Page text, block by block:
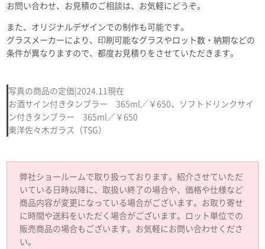
お問い合わせ、お見積のご相談は、お気軽にどうぞ。
また、オリジナルデザインでの制作も可能です。
グラスメーカーにより、印刷可能なグラスやロット数・納期などの
条件が異なりますので、都度お見積りをさせていただきます。
写真の商品の定価|2024.11現在
お酒サイン付きタンブラー 365ml／￥650、ソフトドリンクサイ
ン付きタンブラー 365ml／￥650
東洋佐々木ガラス（TSG）
弊社ショールームで取り扱っております。紹介させていただ
いている日時以降に、取扱い終了の場合や、価格や仕様など
商品内容が変更になっている場合がございます。お取り寄せ
に時間や送料をいただく場合がございます。ロット単位での
販売商品の場合もございます。お気軽にお問い合わせくださ
い。